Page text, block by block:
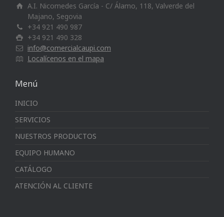
A.I. Nicomedes García - C/ Álamo, 118, Valverde del
Majano, Segovia
+34 921 490 987
+34 921 490 328
info@comercialcaupi.com
Localícenos en el mapa
Menú
INICIO
SERVICIOS
NUESTROS PRODUCTOS
EQUIPO HUMANO
CATÁLOGO
ATENCIÓN AL CLIENTE